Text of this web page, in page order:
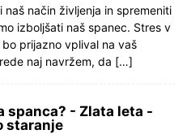
način življenja in spremeniti
izboljšati naš spanec. Stres v
prijazno vplival na vaš
naj navržem, da […]
spanca? - Zlata leta -
staranje